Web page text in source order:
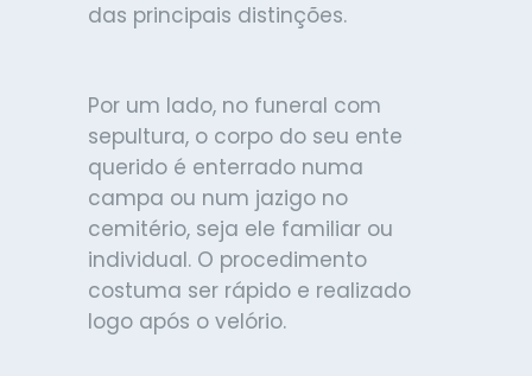
das principais distinções.
Por um lado, no funeral com
sepultura, o corpo do seu ente
querido é enterrado numa
campa ou num jazigo no
cemitério, seja ele familiar ou
individual. O procedimento
costuma ser rápido e realizado
logo após o velório.